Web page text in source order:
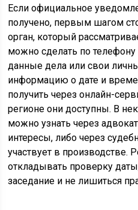
Если официальное
получено, первым шагом
орган, который
можно сделать по
данные дела или свои
информацию о дате и
получить через онлайн-
регионе они доступны. В
можно узнать через
интересы, либо через
участвует в производстве.
откладывать проверку
заседание и не лишиться